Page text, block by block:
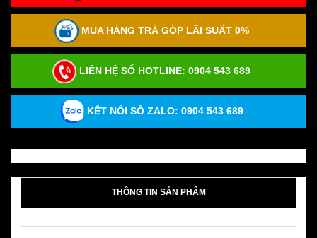
MUA HÀNG TRẢ GÓP LÃI SUẤT 0%
LIÊN HỆ SỐ HOTLINE: 0904 543 689
KẾT NỐI SỐ ZALO: 0904 543 689
THÔNG TIN SẢN PHẨM